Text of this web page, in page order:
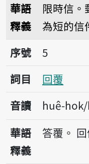
華語
釋義
限時信。
為短的信
序號5回覆
序號
5
詞目
回覆
音讀
huê-
華語
釋義
答覆。 回